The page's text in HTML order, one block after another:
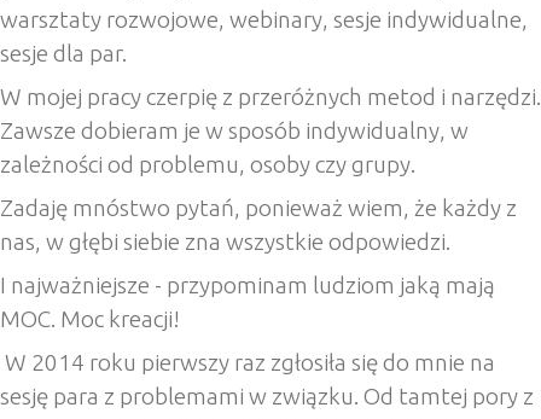
warsztaty rozwojowe, webinary, sesje indywidualne,
sesje dla par.
W mojej pracy czerpię z przeróżnych metod i narzędzi.
Zawsze dobieram je w sposób indywidualny, w
zależności od problemu, osoby czy grupy.
Zadaję mnóstwo pytań, ponieważ wiem, że każdy z
nas, w głębi siebie zna wszystkie odpowiedzi.
I najważniejsze - przypominam ludziom jaką mają
MOC. Moc kreacji!
W 2014 roku pierwszy raz zgłosiła się do mnie na
sesję para z problemami w związku. Od tamtej pory z